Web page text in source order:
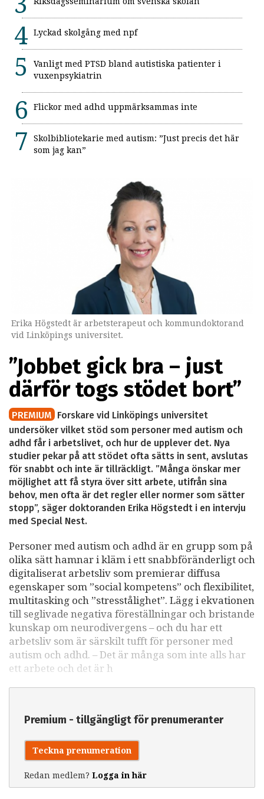
Lyckad skolgång med npf
Vanligt med PTSD bland autistiska patienter i
vuxenpsykiatrin
Flickor med adhd uppmärksammas inte
Skolbibliotekarie med autism: ”Just precis det här
som jag kan”
Erika Högstedt är arbetsterapeut och kommundoktorand
vid Linköpings universitet.
”Jobbet gick bra – just
därför togs stödet bort”
PREMIUM Forskare vid Linköpings universitet
undersöker vilket stöd som personer med autism och
adhd får i arbetslivet, och hur de upplever det. Nya
studier pekar på att stödet ofta sätts in sent, avslutas
för snabbt och inte är tillräckligt. ”Många önskar mer
möjlighet att få styra över sitt arbete, utifrån sina
behov, men ofta är det regler eller normer som sätter
stopp”, säger doktoranden Erika Högstedt i en intervju
med Special Nest.
Personer med autism och adhd är en grupp som på
olika sätt hamnar i kläm i ett snabbföränderligt och
digitaliserat arbetsliv som premierar diffusa
egenskaper som ”social kompetens” och flexibilitet,
multitasking och ”stresstålighet”. Lägg i ekvationen
till seglivade negativa föreställningar och bristande
kunskap om neurodivergens – och du har ett
arbetsliv som är särskilt tufft för personer med
autism och adhd. – Det är många som inte alls har
ett arbete och det är h
Premium - tillgängligt för prenumeranter
Teckna prenumeration
Redan medlem? Logga in här